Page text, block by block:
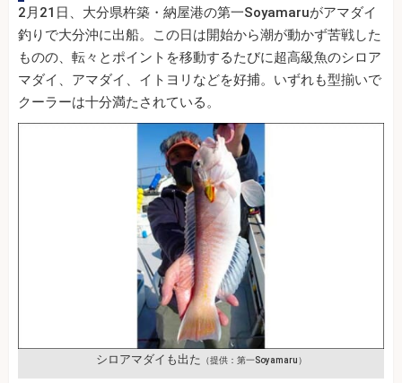
2月21日、大分県杵築・納屋港の第一Soyamaruがアマダイ
釣りで大分沖に出船。この日は開始から潮が動かず苦戦した
ものの、転々とポイントを移動するたびに超高級魚のシロア
マダイ、アマダイ、イトヨリなどを好捕。いずれも型揃いで
クーラーは十分満たされている。
シロアマダイも出た （提供：第一Soyamaru）